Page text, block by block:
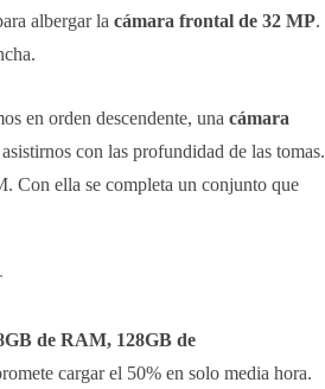
albergar la cámara frontal de 32 MP.
en orden descendente, una cámara
con las profundidad de las tomas.
Con ella se completa un conjunto que
de RAM, 128GB de
cargar el 50% en solo media hora.